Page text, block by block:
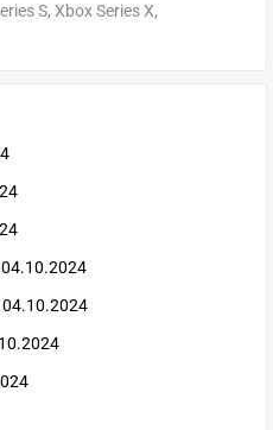
S, Xbox Series X,
04.10.2024
04.10.2024